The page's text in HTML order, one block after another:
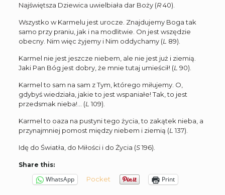
Najświętsza Dziewica uwielbiała dar Boży (R40).
Wszystko w Karmelu jest urocze. Znajdujemy Boga tak
samo przy praniu, jak i na modlitwie. On jest wszędzie
obecny. Nim więc żyjemy i Nim oddychamy (L 89).
Karmel nie jest jeszcze niebem, ale nie jest już i ziemią.
Jaki Pan Bóg jest dobry, że mnie tutaj umieścił! (L 90).
Karmel to sam na sam z Tym, którego miłujemy. O,
gdybyś wiedziała, jakie to jest wspaniałe! Tak, to jest
przedsmak nieba!… (L 109).
Karmel to oaza na pustyni tego życia, to zakątek nieba, a
przynajmniej pomost między niebem i ziemią (L 137).
Idę do Światła, do Miłości i do Życia (S196).
Share this:
WhatsApp Pocket Print